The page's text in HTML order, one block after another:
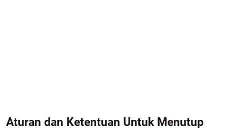
Aturan dan Ketentuan Untuk Menutup